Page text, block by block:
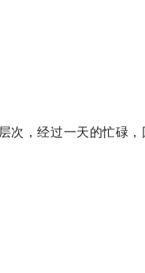
次，经过一天的忙碌